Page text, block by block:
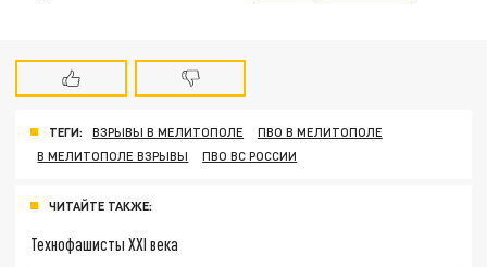
ТЕГИ: ВЗРЫВЫ В МЕЛИТОПОЛЕ
ПВО В МЕЛИТОПОЛЕ
В МЕЛИТОПОЛЕ ВЗРЫВЫ
ПВО ВС РОССИИ
ЧИТАЙТЕ ТАКЖЕ:
Технофашисты XXI века